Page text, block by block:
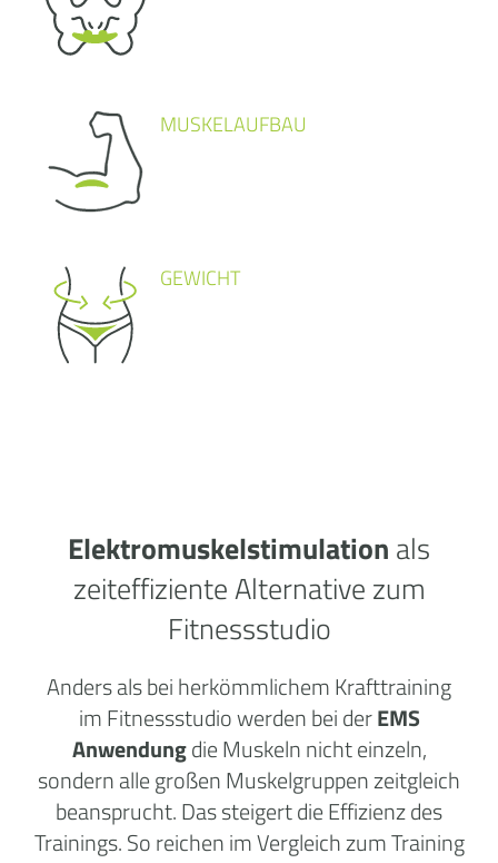
MUSKELAUFBAU
GEWICHT
Elektromuskelstimulation als
zeiteffiziente Alternative zum
Fitnessstudio
Anders als bei herkömmlichem Krafttraining
im Fitnessstudio werden bei derEMS
Anwendungdie Muskeln nicht einzeln,
sondern alle großen Muskelgruppen zeitgleich
beansprucht. Das steigert die Effizienz des
Trainings. So reichen im Vergleich zum Training